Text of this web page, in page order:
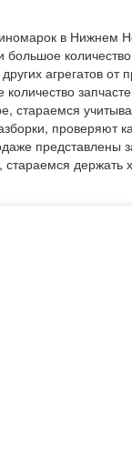
в Нижнем
агрегатов
стараемся
проверяют
представлены